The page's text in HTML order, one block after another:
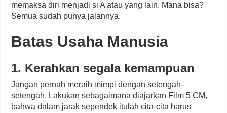
memaksa diri menjadi si A atau yang lain. Mana bisa?
Semua sudah punya jalannya.
Batas Usaha Manusia
1. Kerahkan segala kemampuan
Jangan pernah meraih mimpi dengan setengah-
setengah. Lakukan sebagaimana diajarkan Film 5 CM,
bahwa dalam jarak sependek itulah cita-cita harus